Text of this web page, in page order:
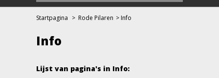
Startpagina > Rode Pilaren > Info
Info
Lijst van pagina's in Info: